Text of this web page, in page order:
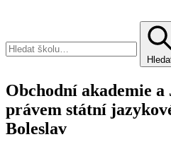
Obchodní akademie a
právem státní
Boleslav